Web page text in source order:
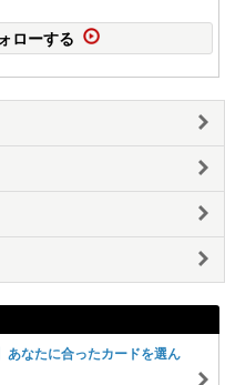
ローする
あなたに合ったカードを選ん